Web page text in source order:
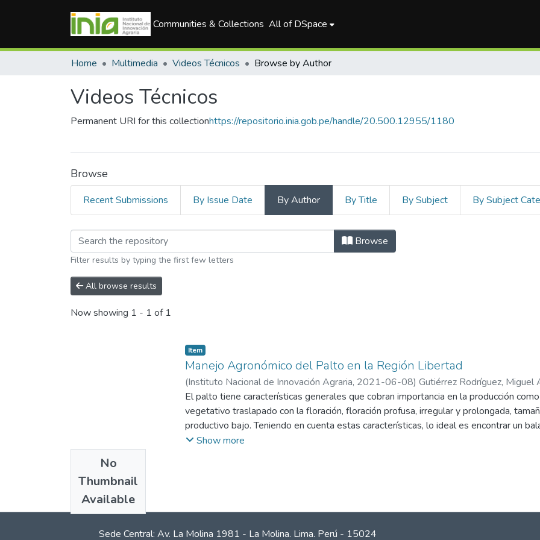
Communities & Collections All of DSpace
Home Multimedia Videos Técnicos Browse by Author
Videos Técnicos
Permanent URI for this collectionhttps://repositorio.inia.gob.pe/handle/20.500.12955/1180
Browse
Recent Submissions By Issue Date By Author By Title By Subject By Subject
Browsing Videos Técnicos by Author "Gutiérrez
Browse
Filter results by typing the first few letters
All browse results
Now showing 1 - 1 of 1
No
Thumbnail
Available
Item
Manejo Agronómico del Palto en la Región Libertad
(Instituto Nacional de Innovación Agraria, 2021-06-08) Gutiérrez Rodríguez, Miguel
El palto tiene características generales que cobran importancia en la producción
vegetativo traslapado con la floración, floración profusa, irregular y prolongada,
productivo bajo. Teniendo en cuenta estas características, lo ideal es encontrar un
objetivo comercial. Posteriormente se expuso datos sobre la producción y
Show more
Sede Central: Av. La Molina 1981 - La Molina. Lima. Perú - 15024